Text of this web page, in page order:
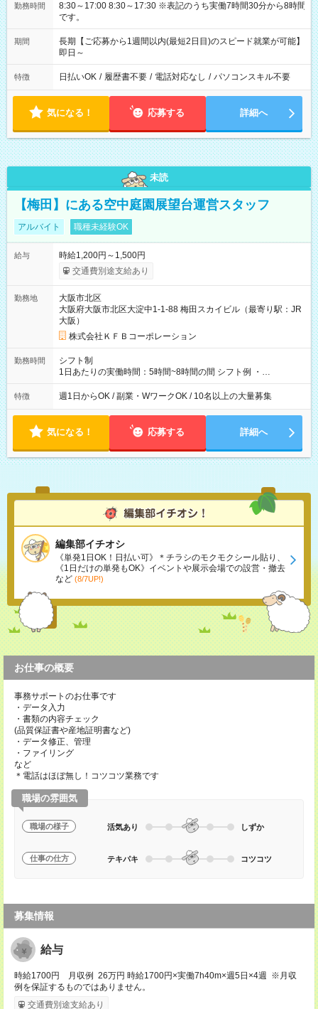
勤務時間
8:30～17:00 8:30～17:30 ※表記のうち実働7時間30分から8時間
です。
期間
長期【ご応募から1週間以内(最短2日目)のスピード就業が可能】
即日～
特徴 日払いOK / 履歴書不要 / 電話対応なし / パソコンスキル不要
気になる！ 応募する 詳細へ
未読
【梅田】にある空中庭園展望台運営スタッフ
アルバイト 職種未経験OK
給与
時給1,200円～1,500円
交通費別途支給あり
勤務地
大阪市北区
大阪府大阪市北区大淀中1-1-88 梅田スカイビル（最寄り駅：JR
大阪）
株式会社ＫＦＢコーポレーション
勤務時間
シフト制
1日あたりの実働時間：5時間~8時間の間 シフト例 ・
9:30~18:00 実働7.5時間 ・9:30~14:30 実働5時間 ・
16:00~21:30 実働5.5時間
特徴 週1日からOK / 副業・WワークOK / 10名以上の大量募集
気になる！ 応募する 詳細へ
編集部イチオシ
《単発1日OK！日払い可》＊チラシのモクモクシール貼り、
《1日だけの単発もOK》イベントや展示会場での設営・撤去
など (8/7UP!)
お仕事の概要
事務サポートのお仕事です
・データ入力
・書類の内容チェック
(品質保証書や産地証明書など)
・データ修正、管理
・ファイリング
など
＊電話はほぼ無し！コツコツ業務です
職場の雰囲気
職場の様子 活気あり しずか
仕事の仕方 テキパキ コツコツ
募集情報
給与
時給1700円 月収例 26万円 時給1700円×実働7h40m×週5日×4週 ※月収
例を保証するものではありません。
交通費別途支給あり